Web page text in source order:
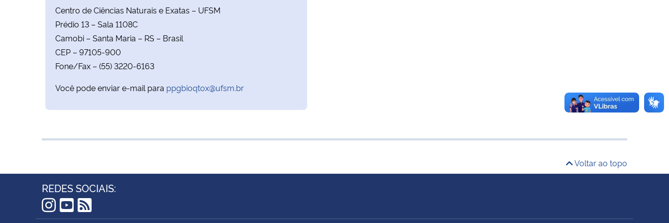
Centro de Ciências Naturais e Exatas – UFSM
Prédio 13 – Sala 1108C
Camobi – Santa Maria – RS – Brasil
CEP – 97105-900
Fone/Fax – (55) 3220-6163
Você pode enviar e-mail para ppgbioqtox@ufsm.br
Voltar ao topo
REDES SOCIAIS: